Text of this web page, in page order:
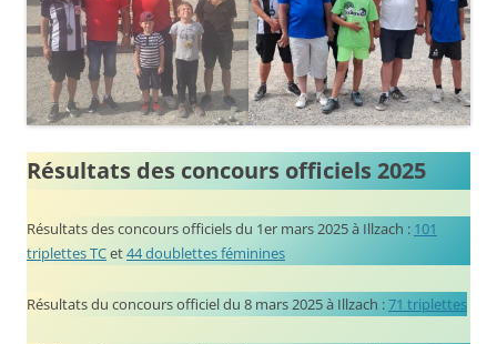
Résultats des concours officiels 2025
Résultats des concours officiels du 1er mars 2025 à Illzach : 101
triplettes TCet44 doublettes féminines
Résultats du concours officiel du 8 mars 2025 à Illzach :71 triplettes